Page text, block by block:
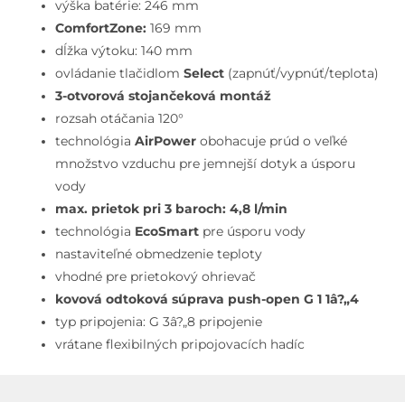
Open,
otvorová
inštalácia,
EcoSmart,
kefovaný
bronz
výška batérie: 246 mm
ComfortZone:169 mm
dĺžka výtoku: 140 mm
ovládanie tlačidlomSelect (zapnúť/vypnúť/teplota)
3-otvorová stojančeková montáž
rozsah otáčania 120°
technológiaAirPower obohacuje prúd o veľké
množstvo vzduchu pre jemnejší dotyk a úsporu
vody
max. prietok pri 3 baroch: 4,8 l/min
technológia EcoSmart pre úsporu vody
nastaviteľné obmedzenie teploty
vhodné pre prietokový ohrievač
kovová odtoková súprava push-open G 1 1â?„4
typ pripojenia: G 3â?„8 pripojenie
vrátane flexibilných pripojovacích hadíc